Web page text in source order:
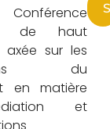
de haut
axée sur les
du
en matière
et